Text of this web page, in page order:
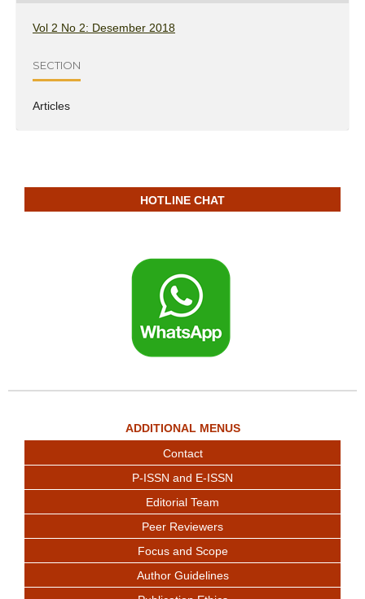
Vol 2 No 2: Desember 2018
SECTION
Articles
HOTLINE CHAT
ADDITIONAL MENUS
Contact
P-ISSN and E-ISSN
Editorial Team
Peer Reviewers
Focus and Scope
Author Guidelines